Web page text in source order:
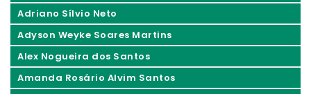
Adriano Sílvio Neto
Adyson Weyke Soares Martins
Alex Nogueira dos Santos
Amanda Rosário Alvim Santos